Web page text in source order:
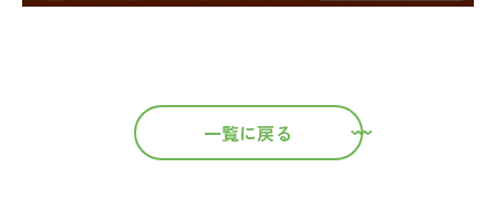
一覧に戻る